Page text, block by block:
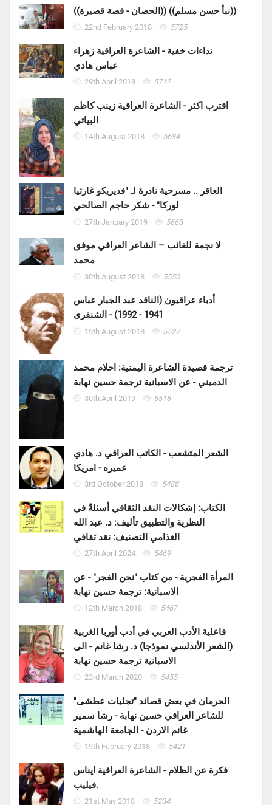
((الحصان - قصة قصيرة)) ((نبأ حسن مسلم))
22nd February 2018 5725
نداءات خفية - الشاعرة العراقية زهراء
عباس هادي
29th April 2018 5712
اقترب اكثر - الشاعرة العراقية زينب كاظم
البياتي
14th August 2018 5684
العاقر .. مسرحية نادرة لـ "فديريكو غارثيا
لوركا" - شكر حاجم الصالحي
27th January 2019 5663
لا نجمة للغائب – الشاعر العراقي موفق
محمد
30th August 2018 5550
أدباء عراقيون (الناقد عبد الجبار عباس
1941 - 1992) - الشنفرى
19th August 2018 5527
ترجمة قصيدة الشاعرة اليمنية: احلام محمد
الدميني - عن الاسبانية ترجمة حسين نهابة
30th April 2019 5518
الشعر المتشعب - الكاتب العراقي د. هادي
عميره - امريكا
3rd October 2018 5488
الكتاب: إشكالات النقد الثقافي أسئلةٌ في
النظرية والتطبيق تأليف: د. عبد الله
الغذامي التصنيف: نقد ثقافي
27th April 2024 5469
المرأة الغجرية - من كتاب "نحن الغجر" - عن
الاسبانية: ترجمة حسين نهابة
12th March 2018 5467
فاعلية الأدب العربي في أدب أوربا الغربية
(الشعر الأندلسي نموذجا) د. رشا غانم - الى
الاسبانية ترجمة حسين نهابة
23rd March 2020 5455
الحرمان في بعض قصائد "تجليات عطشى"
للشاعر العراقي حسين نهابة - رشا سمير
غانم الاردن - الجامعة الهاشمية
19th February 2018 5421
فكرة عن الظلام - الشاعرة العراقية ايناس
فيليب.
21st May 2018 5234